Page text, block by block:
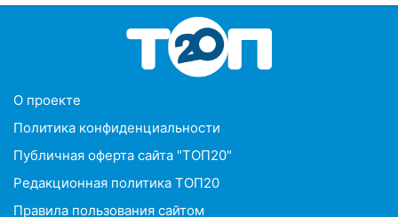
O проекте
Политика конфиденциальности
Публичная оферта сайта "ТОП20"
Редакционная политика ТОП20
Правила пользования сайтом